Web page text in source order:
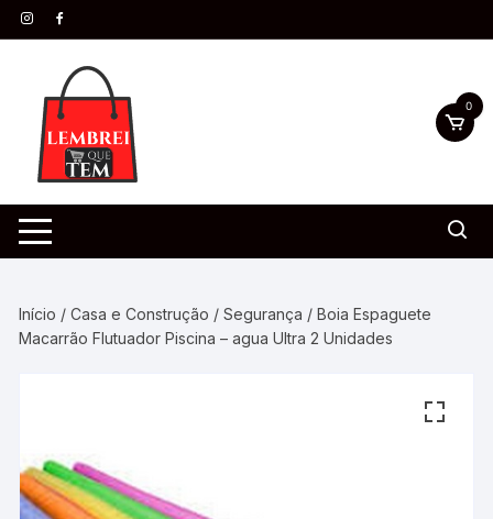
0
Início /Casa e Construção /Segurança / Boia Espaguete
Macarrão Flutuador Piscina – agua Ultra 2 Unidades